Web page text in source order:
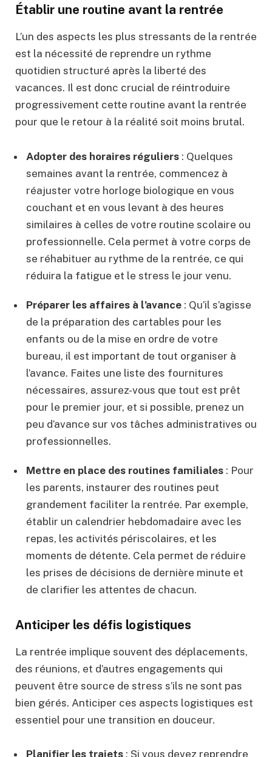
Établir une routine avant la rentrée
L’un des aspects les plus stressants de la rentrée
est la nécessité de reprendre un rythme
quotidien structuré après la liberté des
vacances. Il est donc crucial de réintroduire
progressivement cette routine avant la rentrée
pour que le retour à la réalité soit moins brutal.
Adopter des horaires réguliers : Quelques
semaines avant la rentrée, commencez à
réajuster votre horloge biologique en vous
couchant et en vous levant à des heures
similaires à celles de votre routine scolaire ou
professionnelle. Cela permet à votre corps de
se réhabituer au rythme de la rentrée, ce qui
réduira la fatigue et le stress le jour venu.
Préparer les affaires à l’avance : Qu’il s’agisse
de la préparation des cartables pour les
enfants ou de la mise en ordre de votre
bureau, il est important de tout organiser à
l’avance. Faites une liste des fournitures
nécessaires, assurez-vous que tout est prêt
pour le premier jour, et si possible, prenez un
peu d’avance sur vos tâches administratives ou
professionnelles.
Mettre en place des routines familiales : Pour
les parents, instaurer des routines peut
grandement faciliter la rentrée. Par exemple,
établir un calendrier hebdomadaire avec les
repas, les activités périscolaires, et les
moments de détente. Cela permet de réduire
les prises de décisions de dernière minute et
de clarifier les attentes de chacun.
Anticiper les défis logistiques
La rentrée implique souvent des déplacements,
des réunions, et d’autres engagements qui
peuvent être source de stress s’ils ne sont pas
bien gérés. Anticiper ces aspects logistiques est
essentiel pour une transition en douceur.
Planifier les trajets : Si vous devez reprendre